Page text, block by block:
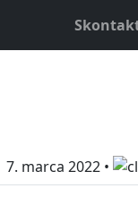
7. marca 2022 •